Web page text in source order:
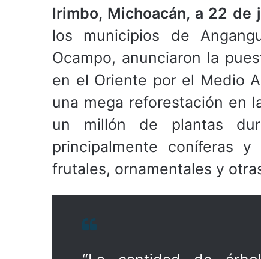
Irimbo, Michoacán, a 22
los municipios de
Ocampo, anunciaron la
en el Oriente por el Medio
una mega reforestación en
un millón de plantas
principalmente coníferas
frutales, ornamentales y